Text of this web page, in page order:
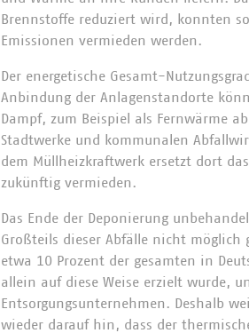
Brennstoffe reduziert wird, konnten
Emissionen vermieden werden.
Der energetische Gesamt-
Anbindung der Anlagenstandorte
Dampf, zum Beispiel als Fernwärme
Stadtwerke und kommunalen
dem Müllheizkraftwerk ersetzt dort
zukünftig vermieden.
Das Ende der Deponierung
Großteils dieser Abfälle nicht möglich
etwa 10 Prozent der gesamten in
allein auf diese Weise erzielt wurde,
Entsorgungsunternehmen. Deshalb
wieder darauf hin, dass der